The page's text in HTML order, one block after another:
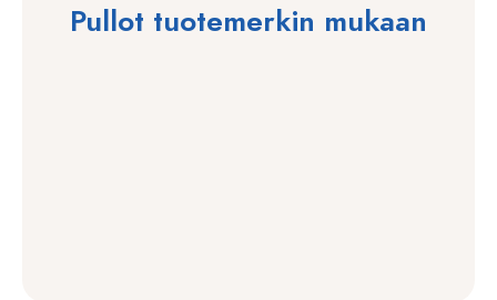
Pullot tuotemerkin mukaan